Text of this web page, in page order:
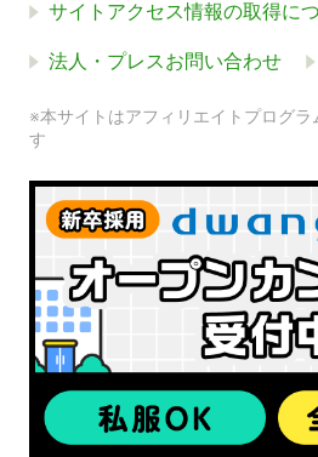
サイトアクセス情報の取得に
法人・プレスお問い合わせ
※本サイトはアフィリエイトプログラ
す